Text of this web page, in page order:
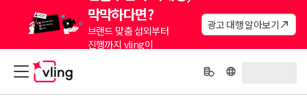
막막하다면?
브랜드 맞춤 섭외부터
진행까지 vling이
광고 대행 알아보기